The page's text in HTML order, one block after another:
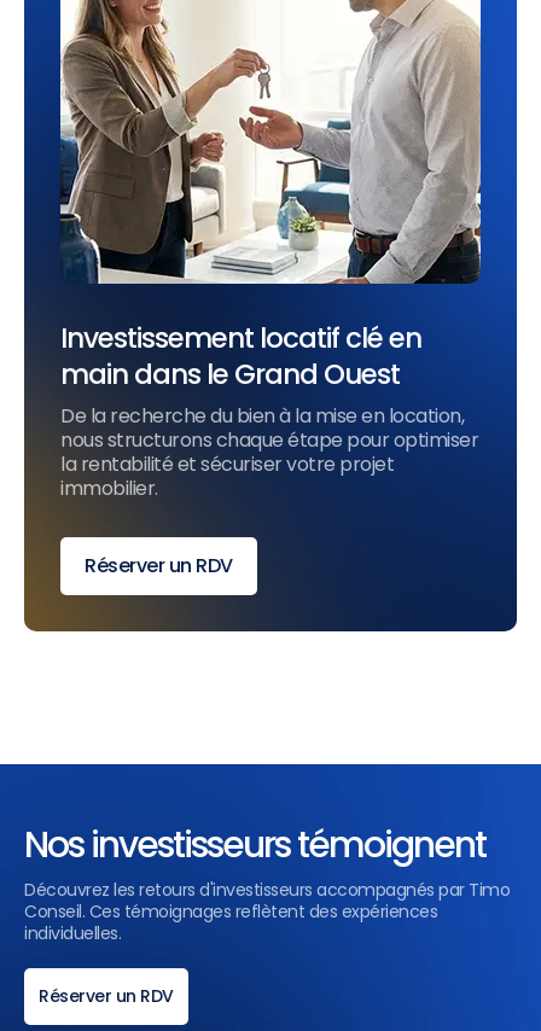
Investissement locatif clé en
main dans le Grand Ouest
De la recherche du bien à la mise en location,
nous structurons chaque étape pour optimiser
la rentabilité et sécuriser votre projet
immobilier.
Réserver un RDV
Nos investisseurs témoignent
Découvrez les retours d'investisseurs accompagnés par Timo
Conseil. Ces témoignages reflètent des expériences
individuelles.
Réserver un RDV